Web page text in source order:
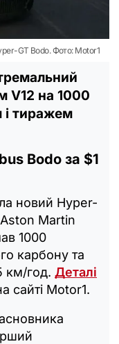
GT Bodo. Фото: Motor1
V12 на 1000
і тиражем
Bodo за $1
новий Hyper-
Martin
1000
карбону та
км/год. Деталі
сайті Motor1.